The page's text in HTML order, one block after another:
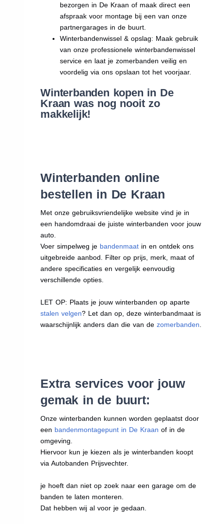
bezorgen in De Kraan of maak direct een
afspraak voor montage bij een van onze
partnergarages in de buurt.
Winterbandenwissel & opslag: Maak gebruik
van onze professionele winterbandenwissel
service en laat je zomerbanden veilig en
voordelig via ons opslaan tot het voorjaar.
Winterbanden kopen in De
Kraan was nog nooit zo
makkelijk!
Winterbanden online
bestellen in De Kraan
Met onze gebruiksvriendelijke website vind je in
een handomdraai de juiste winterbanden voor jouw
auto.
Voer simpelweg je bandenmaat in en ontdek ons
uitgebreide aanbod. Filter op prijs, merk, maat of
andere specificaties en vergelijk eenvoudig
verschillende opties.
LET OP: Plaats je jouw winterbanden op aparte
stalen velgen? Let dan op, deze winterbandmaat is
waarschijnlijk anders dan die van dezomerbanden
Extra services voor jouw
gemak in de buurt:
Onze winterbanden kunnen worden geplaatst door
een bandenmontagepunt in De Kraan of in de
omgeving.
Hiervoor kun je kiezen als je winterbanden koopt
via Autobanden Prijsvechter.
je hoeft dan niet op zoek naar een garage om de
banden te laten monteren.
Dat hebben wij al voor je gedaan.